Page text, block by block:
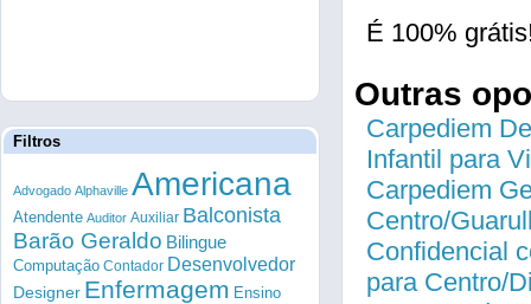
É 100%
Outras
Carpediem
Infantil para
Carpediem
Centro/
Confidencial
para Centro/
Filtros
Advogado Alphaville Americana
Atendente Auditor Auxiliar Balconista
Barão Geraldo Bilingue
Computação Contador Desenvolvedor
Designer Enfermagem Ensino